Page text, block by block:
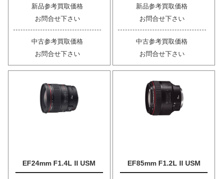
新品参考買取価格
お問合せ下さい
中古参考買取価格
お問合せ下さい
新品参考買取価格
お問合せ下さい
中古参考買取価格
お問合せ下さい
EF24mm F1.4L II USM EF85mm F1.2L II USM